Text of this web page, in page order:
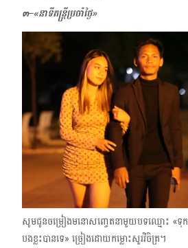
๓–«នាទីតន្ត្រីប្រចាំថ្ងៃ»
សូមជូនចម្រៀងមនោសញ្ចេតនាមួយបទឈ្មោះ «ទុ
បងខ្លះបានទេ» ច្រៀងដោយកម្លោះសួរ​វិចិត្រ។